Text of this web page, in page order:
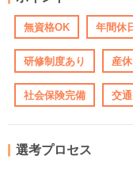
無資格OK 年間休
研修制度あり 産
社会保険完備 交
選考プロセス